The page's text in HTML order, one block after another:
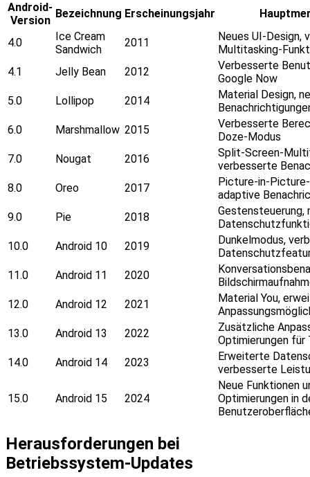
Android-
Version
Bezeichnung Erscheinungsjahr
4.0
Ice Cream
Sandwich
2011
Neues UI-Design,
Multitasking-
4.1
Jelly Bean 2012
Verbesserte
Google Now
5.0
Lollipop 2014
Material Design,
6.0
Marshmallow 2015
Verbesserte
Doze-Modus
7.0
Nougat 2016
Split-Screen-
verbesserte
8.0
Oreo 2017
Picture-in-
adaptive
9.0
Pie 2018
Gestensteuerung,
10.0
Android 10 2019
Dunkelmodus,
11.0
Android 11 2020
12.0
Android 12 2021
Material You,
13.0
Android 13 2022
Zusätzliche
Optimierungen für
14.0
Android 14 2023
Erweiterte
verbesserte
15.0 Android 15 2024
Neue Funktionen
Optimierungen in
Herausforderungen bei
Betriebssystem-Updates